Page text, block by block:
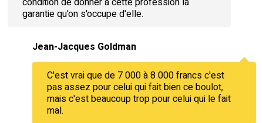
garantie qu'on s'occupe d'elle.
Jean-Jacques Goldman
C'est vrai que de 7 000 à 8 000 francs c'est
pas assez pour celui qui fait bien ce boulot,
mais c'est beaucoup trop pour celui qui le fait
mal.